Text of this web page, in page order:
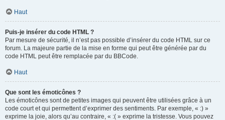
Haut
Puis-je insérer du code HTML ?
Par mesure de sécurité, il n’est pas possible d’insérer du code HTML sur ce
forum. La majeure partie de la mise en forme qui peut être générée par du
code HTML peut être remplacée par du BBCode.
Haut
Que sont les émoticônes ?
Les émoticônes sont de petites images qui peuvent être utilisées grâce à un
code court et qui permettent d’exprimer des sentiments. Par exemple, « :) »
exprime la joie, alors qu’au contraire, « :( » exprime la tristesse. Vous pouvez